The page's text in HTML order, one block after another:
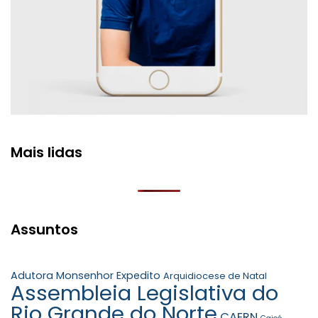
Mais lidas
Assuntos
Adutora Monsenhor Expedito Arquidiocese de Natal
Assembleia Legislativa do